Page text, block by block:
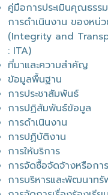
คู่มือการประเมินคุณธรร
การดำเนินงาน ของหน่
(Integrity and
: ITA)
ที่มาและความสำคัญ
ข้อมูลพื้นฐาน
การประชาสัมพันธ์
การปฏิสัมพันธ์ข้อมูล
การดำเนินงาน
การปฏิบัติงาน
การให้บริการ
การจัดซื้อจัดจ้างหรือก
การบริหารและพัฒนาท